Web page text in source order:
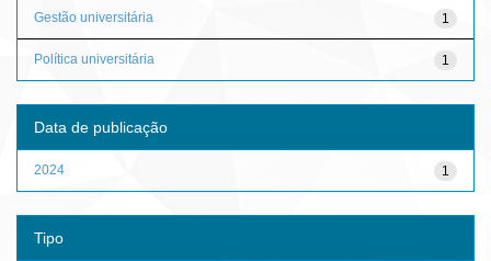
1
Gestão universitária
1
Política universitária
Data de publicação
1
2024
Tipo